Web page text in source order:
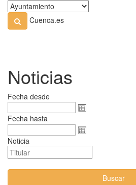
Cuenca.es
Noticias
Fecha desde
Fecha hasta
Noticia
Buscar